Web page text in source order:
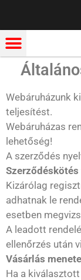
Webáruházunk
teljesítést.
Webáruházas
lehetőség!
A szerződés
Kizárólag
adhatnak le
esetben
A leadott
ellenőrzés után
Vásárlás menete
Ha a